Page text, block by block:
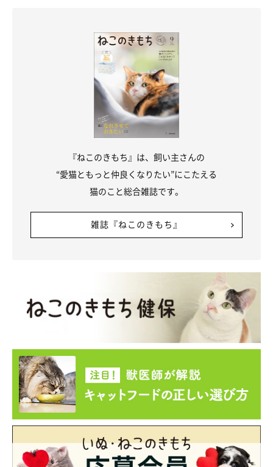
センター設立に向けて市へ働きかけも
「もりねこ」は、単独での活動だけでなく、保健所などの行政と
の協力を得て、保護猫についてのパネル展示を行っています。ま
た、工藤さんは市内の学校で講演会をしたり、中学生の職場体験
を受け入れたりして、市民が保護猫問題を知る機会を増やすこと
にも力を注いでいるのだそう。その理由を聞くと、
「毎日、猫の相談が舞い込んできます。私たちを頼りにしてくだ
さるのはありがたいのですが、すべてをカバーしきれないのが現
状。どうしたらこの問題を解決できるのかと考えたときに、そも
そもこれらの問題の根本は、“知らない”ことにあるのではと思い
ました。動物愛護や適正飼育に対する知識と理解が得られるよ
う、意識の底上げ、つまり啓発こそ、私たちがすべき活動ではな
『ねこのきもち』は、飼い主さんの
“愛猫ともっと仲良くなりたい”にこたえる
猫のこと総合雑誌です。
雑誌『ねこのきもち』